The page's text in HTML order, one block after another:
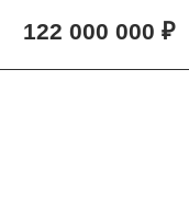
122 000 000 ₽